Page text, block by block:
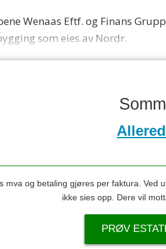
Wenaas Eftf. og Finans
som eies av Nordr.
mva og betaling gjøres per faktura.
ikke sies opp. Dere vil
PRØV